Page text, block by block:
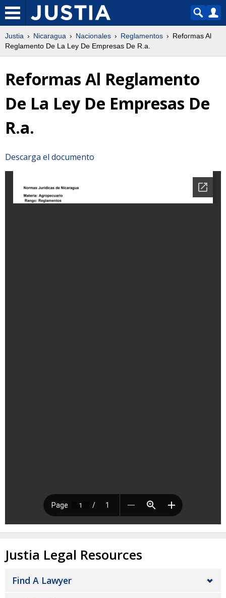
Justia Nicaragua Nacionales Reglamentos
Reformas Al
Reglamento De La Ley De Empresas De R.a.
Reformas Al Reglamento
De La Ley De Empresas De
R.a.
Descarga el documento
Justia Legal Resources
Find A Lawyer